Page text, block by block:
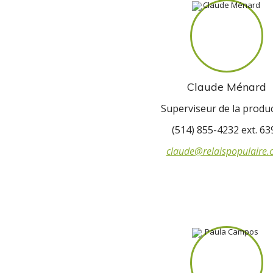
Claude Ménard
Superviseur de la
(514) 855-4232 ext.